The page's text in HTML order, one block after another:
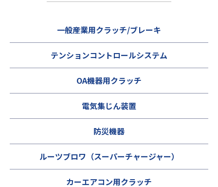
一般産業用クラッチ/ブレーキ
テンションコントロールシステム
OA機器用クラッチ
電気集じん装置
防災機器
ルーツブロワ（スーパーチャージャー）
カーエアコン用クラッチ